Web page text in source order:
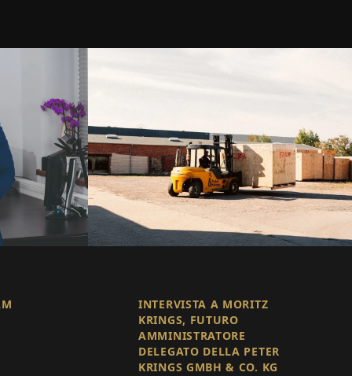
INTERVISTA A MORITZ
KRINGS, FUTURO
AMMINISTRATORE
DELEGATO DELLA PETER
KRINGS GMBH & CO. KG